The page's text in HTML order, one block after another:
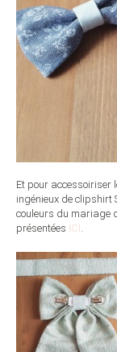
Et pour accessoiriser
ingénieux de clipshirt
couleurs du mariage
présentées ICI.